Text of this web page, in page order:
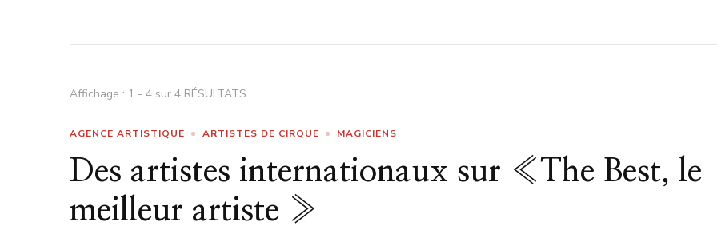
Affichage : 1 - 4 sur 4 RÉSULTATS
AGENCE ARTISTIQUE ARTISTES DE CIRQUE MAGICIENS
Des artistes internationaux sur «The Best, le
meilleur artiste »